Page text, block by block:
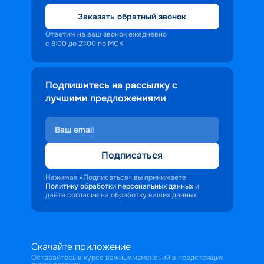
Заказать обратный звонок
Ответим на ваш звонок ежедневно
с 8:00 до 21:00 по МСК
Подпишитесь на рассылку с
лучшими предложениями
Подписаться
Нажимая «Подписаться» вы принимаете
Политику обработки персональных данных и
даёте согласие на обработку ваших данных
Скачайте приложение
Оставайтесь в курсе важных изменений в предстоящих